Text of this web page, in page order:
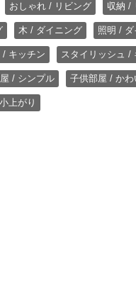
おしゃれ / リビング 収納 /
木 / ダイニング 照明 /
/ キッチン スタイリッシュ /
/ シンプル 子供部屋 / かわ
上がり